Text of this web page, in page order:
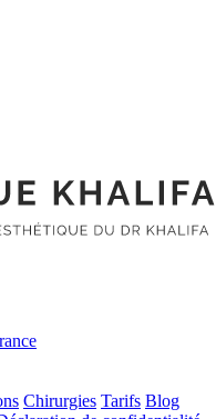
Chirurgies Tarifs Blog